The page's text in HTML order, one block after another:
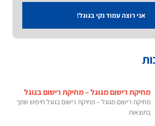
אני רוצה עמוד נקי בגוגל!
מחיקת רישום מגוגל – מחיקת רישום בגוגל
מחיקת רישום מגוגל – מחיקת רישום בגוגל חיפוש שמך
בתוצאות